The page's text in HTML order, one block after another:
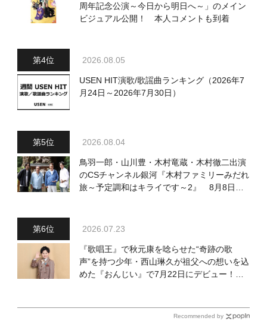
周年記念公演～今日から明日へ～」のメイン
ビジュアル公開！ 本人コメントも到着
2026.08.05
USEN HIT演歌/歌謡曲ランキング（2026年7
月24日～2026年7月30日）
2026.08.04
鳥羽一郎・山川豊・木村竜蔵・木村徹二出演
のCSチャンネル銀河『木村ファミリーみだれ
旅～予定調和はキライです～2』 8月8日
2026.07.23
『歌唱王』で秋元康を唸らせた“奇跡の歌
声”を持つ少年・西山琳久が祖父への想いを込
めた『おんじい』で7月22日にデビュー！
Recommended by